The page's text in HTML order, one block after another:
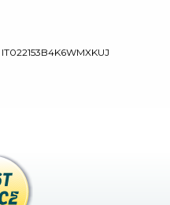
IT022153B4K6WMXKUJ